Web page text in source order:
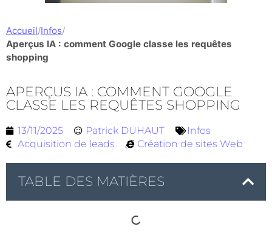
Accueil/Infos/
Aperçus IA : comment Google classe les requêtes
shopping
APERÇUS IA : COMMENT GOOGLE
CLASSE LES REQUÊTES SHOPPING
13/11/2025 Patrick DUHAUT
Infos
Acquisition de leads
Création de sites Web
TABLE DES MATIÈRES